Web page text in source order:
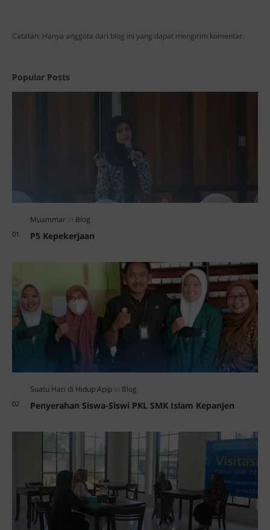
Catatan: Hanya anggota dari blog ini yang dapat mengirim komentar.
Popular Posts
P5 Kepekerjaan
Penyerahan Siswa-Siswi PKL SMK Islam Kepanjen